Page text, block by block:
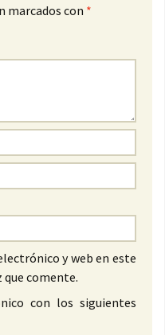
marcados con *
y web en este
que comente.
con los siguientes